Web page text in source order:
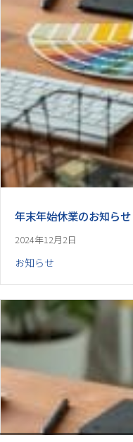
年末年始休業のお知らせ
2024年12月2日
お知らせ